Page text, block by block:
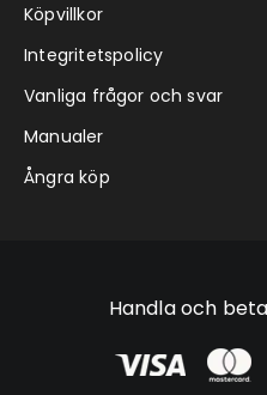
Köpvillkor
Integritetspolicy
Vanliga frågor och svar
Manualer
Ångra köp
Handla och